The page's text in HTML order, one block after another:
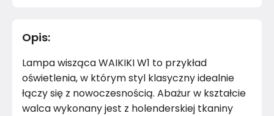
Kolor stelaża
Rodzaj gwintu
Moc maksymalna
Opis:
Lampa wisząca WAIKIKI W1 to przykład
oświetlenia, w którym styl klasyczny idealnie
łączy się z nowoczesnością. Abażur w kształcie
walca wykonany jest z holenderskiej tkaniny